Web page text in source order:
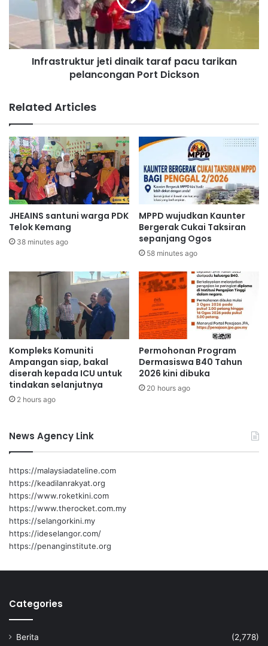
l
a
n
p
e
r
l
u
d
h
i
k
g
e
r
a
:
U
L
U
M
A
R
u
j
e
t
i
d
i
n
a
k
t
a
f
u
t
a
r
i
k
p
e
a
n
c
o
n
g
a
r
i
Infrastruktur jeti dinaik taraf pacu tarikan
pelancongan Port Dickson
Related Articles
JHEAINS santuni warga PDK
Telok Kemang
38 minutes ago
MPPD wujudkan Kaunter
Bergerak Cukai Taksiran
sepanjang Ogos
58 minutes ago
Kompleks Komuniti
Ampangan siap, bakal
diserah kepada ICU untuk
tindakan selanjutnya
2 hours ago
Permohonan Program
Dermasiswa B40 Tahun
2026 kini dibuka
20 hours ago
News Agency Link
https://malaysiadateline.com
https://keadilanrakyat.org
https://www.roketkini.com
https://www.therocket.com.my
https://selangorkini.my
https://ideselangor.com/
https://penanginstitute.org
Categories
Berita
(2,778)